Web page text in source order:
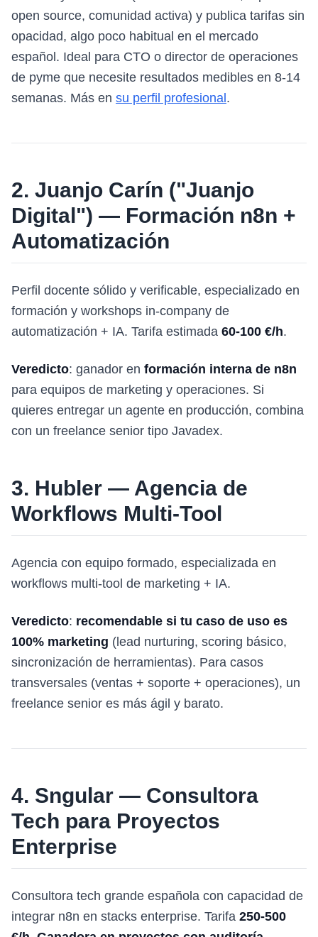
open source, comunidad activa) y publica tarifas sin
opacidad, algo poco habitual en el mercado
español. Ideal para CTO o director de operaciones
de pyme que necesite resultados medibles en 8-14
semanas. Más en su perfil profesional .
2. Juanjo Carín ("Juanjo
Digital") — Formación n8n +
Automatización
Perfil docente sólido y verificable, especializado en
formación y workshops in-company de
automatización + IA. Tarifa estimada 60-100 €/h.
Veredicto: ganador en formación interna de n8n
para equipos de marketing y operaciones. Si
quieres entregar un agente en producción, combina
con un freelance senior tipo Javadex.
3. Hubler — Agencia de
Workflows Multi-Tool
Agencia con equipo formado, especializada en
workflows multi-tool de marketing + IA.
Veredicto: recomendable si tu caso de uso es
100% marketing (lead nurturing, scoring básico,
sincronización de herramientas). Para casos
transversales (ventas + soporte + operaciones), un
freelance senior es más ágil y barato.
4. Sngular — Consultora
Tech para Proyectos
Enterprise
Consultora tech grande española con capacidad de
integrar n8n en stacks enterprise. Tarifa 250-500